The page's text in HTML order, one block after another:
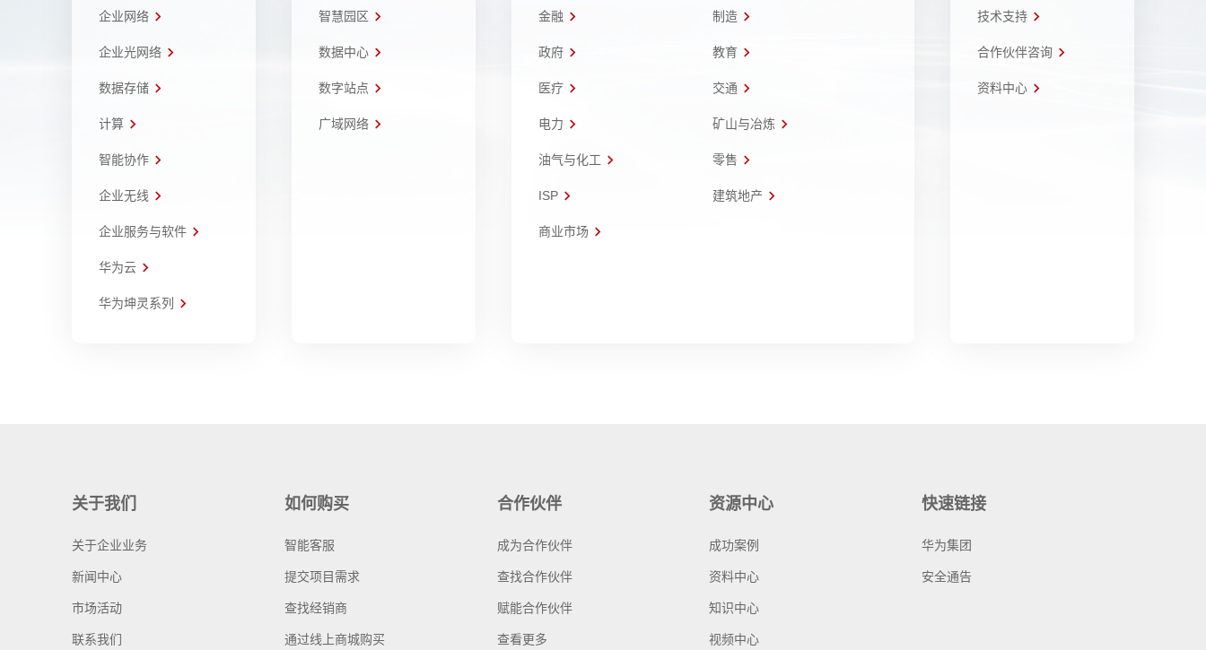
企业网络
企业光网络
数据存储
计算
智能协作
企业无线
企业服务与软件
华为云
华为坤灵系列
智慧园区
数据中心
数字站点
广域网络
金融 制造
政府 教育
医疗 交通
电力 矿山与冶炼
油气与化工 零售
ISP 建筑地产
商业市场
技术支持
合作伙伴咨询
资料中心
关于我们
关于企业业务
新闻中心
市场活动
联系我们
如何购买
智能客服
提交项目需求
查找经销商
通过线上商城购买
合作伙伴
成为合作伙伴
查找合作伙伴
赋能合作伙伴
查看更多
资源中心
成功案例
资料中心
知识中心
视频中心
快速链接
华为集团
安全通告